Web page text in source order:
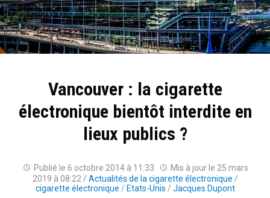
Vancouver : la cigarette
électronique bientôt interdite en
lieux publics ?
Publié le 6 octobre 2014 à 11:33 Mis à jour le 25 mars
2019 à 08:22/ Actualités de la cigarette électronique /
cigarette électronique / Etats-Unis / Jacques Dupont